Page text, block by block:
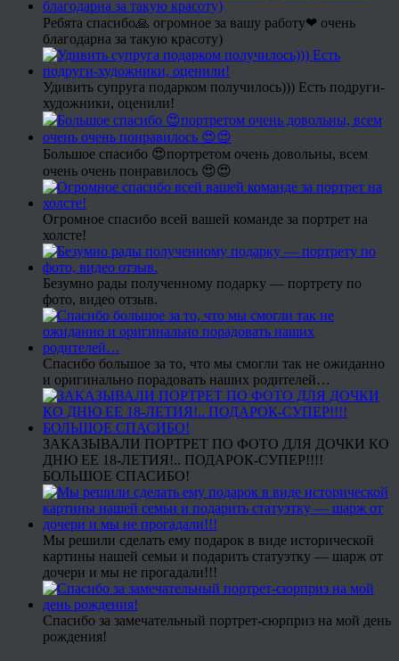
Ребята спасибо🙏 огромное за вашу работу❤ очень
благодарна за такую красоту)
Удивить супруга подарком получилось))) Есть подруги-
художники, оценили!
Большое спасибо 😍портретом очень довольны, всем
очень очень понравилось 😍😍
Огромное спасибо всей вашей команде за портрет на
холсте!
Безумно рады полученному подарку — портрету по
фото, видео отзыв.
Спасибо большое за то, что мы смогли так не ожиданно
и оригинально порадовать наших родителей…
ЗАКАЗЫВАЛИ ПОРТРЕТ ПО ФОТО ДЛЯ ДОЧКИ КО
ДНЮ ЕЕ 18-ЛЕТИЯ!.. ПОДАРОК-СУПЕР!!!!
БОЛЬШОЕ СПАСИБО!
Мы решили сделать ему подарок в виде исторической
картины нашей семьи и подарить статуэтку — шарж от
дочери и мы не прогадали!!!
Спасибо за замечательный портрет-сюрприз на мой день
рождения!